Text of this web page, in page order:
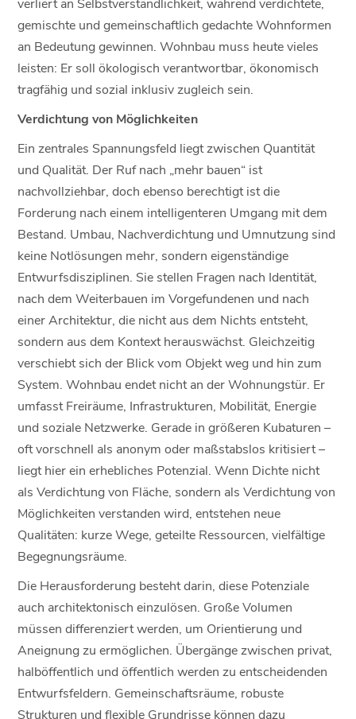
gemischte und gemeinschaftlich gedachte Wohnformen
an Bedeutung gewinnen. Wohnbau muss heute vieles
leisten: Er soll ökologisch verantwortbar, ökonomisch
tragfähig und sozial inklusiv zugleich sein.
Verdichtung von Möglichkeiten
Ein zentrales Spannungsfeld liegt zwischen Quantität
und Qualität. Der Ruf nach „mehr bauen“ ist
nachvollziehbar, doch ebenso berechtigt ist die
Forderung nach einem intelligenteren Umgang mit dem
Bestand. Umbau, Nachverdichtung und Umnutzung sind
keine Notlösungen mehr, sondern eigenständige
Entwurfsdisziplinen. Sie stellen Fragen nach Identität,
nach dem Weiterbauen im Vorgefundenen und nach
einer Architektur, die nicht aus dem Nichts entsteht,
sondern aus dem Kontext herauswächst. Gleichzeitig
verschiebt sich der Blick vom Objekt weg und hin zum
System. Wohnbau endet nicht an der Wohnungstür. Er
umfasst Freiräume, Infrastrukturen, Mobilität, Energie
und soziale Netzwerke. Gerade in größeren Kubaturen –
oft vorschnell als anonym oder maßstabslos kritisiert –
liegt hier ein erhebliches Potenzial. Wenn Dichte nicht
als Verdichtung von Fläche, sondern als Verdichtung von
Möglichkeiten verstanden wird, entstehen neue
Qualitäten: kurze Wege, geteilte Ressourcen, vielfältige
Begegnungsräume.
Die Herausforderung besteht darin, diese Potenziale
auch architektonisch einzulösen. Große Volumen
müssen differenziert werden, um Orientierung und
Aneignung zu ermöglichen. Übergänge zwischen privat,
halböffentlich und öffentlich werden zu entscheidenden
Entwurfsfeldern. Gemeinschaftsräume, robuste
Strukturen und flexible Grundrisse können dazu